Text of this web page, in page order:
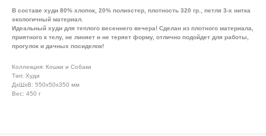
В составе худи 80% хлопок, 20% полиэстер, плотность 320 гр., петля 3-х нитка
экологичный материал.
Идеальный худи для теплого весеннего вечера! Сделан из плотного материала,
приятного к телу, не линяет и не теряет форму, отлично подойдет для работы,
прогулок и дачных посиделок!
Коллекция: Кошки и Собаки
Тип: Худи
ДxШxВ: 550x50x350 мм
Вес: 450 г